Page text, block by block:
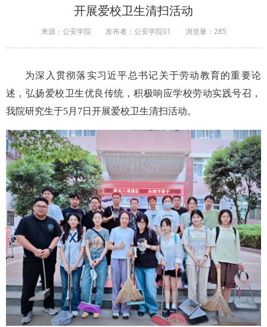
开展爱校卫生清扫活动
来源：公安学院 发布者：公安学院01 浏览量： 285
为深入贯彻落实习近平总书记关于劳动教育的重要论
述，弘扬爱校卫生优良传统，积极响应学校劳动实践号召，
我院研究生于5月7日开展爱校卫生清扫活动。